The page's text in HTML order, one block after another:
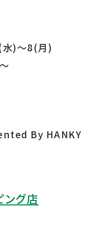
水)～8(月)
By HANKY
ング店